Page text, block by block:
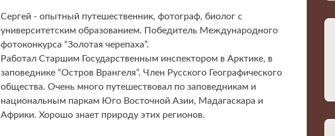
Сергей - опытный путешественник, фотограф, биолог с
университетским образованием. Победитель Международного
фотоконкурса “Золотая черепаха”.
Работал Старшим Государственным инспектором в Арктике, в
заповеднике “Остров Врангеля”. Член Русского Географического
общества. Очень много путешествовал по заповедникам и
национальным паркам Юго Восточной Азии, Мадагаскара и
Африки. Хорошо знает природу этих регионов.